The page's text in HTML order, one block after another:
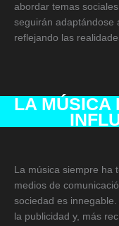
abordar temas
seguirán adaptándose
reflejando las
LA MÚSICA
La música siempre ha
medios de
sociedad es
la publicidad y, más